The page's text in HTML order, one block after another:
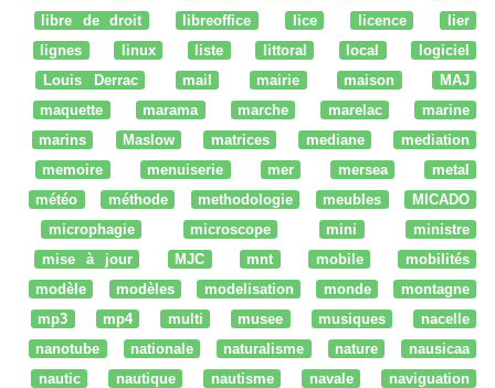
libre de droit
libreoffice lice licence
lier
lignes
linux liste littoral local
logiciel
Louis Derrac
mail mairie maison
MAJ
maquette
marama marche marelac
marine
marins
Maslow matrices mediane
mediation
memoire
menuiserie mer mersea
metal
météo
méthode methodologie meubles
MICADO
microphagie
microscope mini
ministre
mise à jour
MJC mnt mobile
mobilités
modèle
modèles modelisation monde
montagne
mp3
mp4 multi musee musiques
nacelle
nanotube
nationale naturalisme nature
nausicaa
nautic
nautique nautisme navale
naviguation